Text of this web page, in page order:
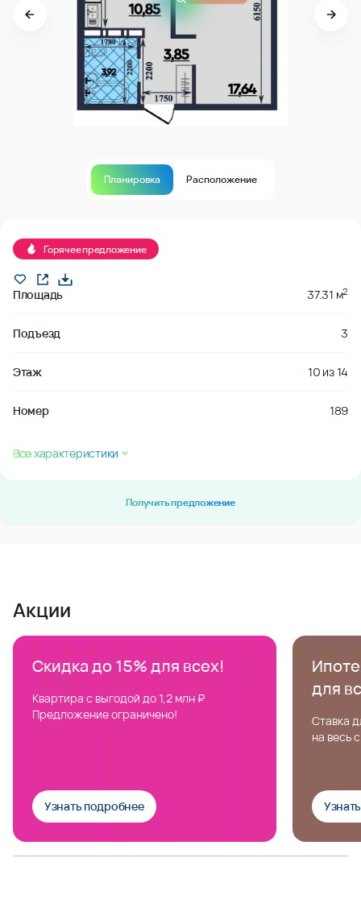
Планировка Расположение
Горячее предложение
Площадь 37.31 м2
Подъезд 3
Этаж 10 из14
Номер 189
Все характеристики
Получить предложение
Акции
Скидка до 15% для всех!
Квартира с выгодой до 1,2 млн ₽
Предложение ограничено!
Узнать подробнее
для
Ставка
на весь